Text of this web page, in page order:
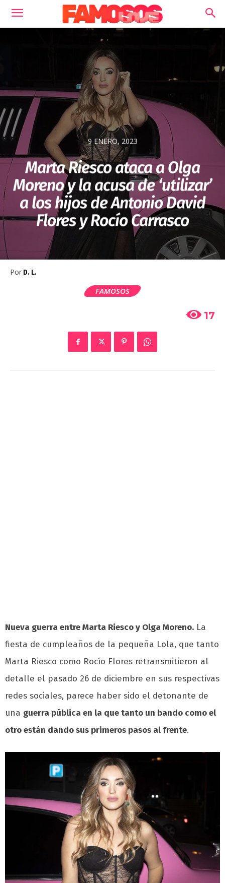
9 ENERO, 2023
Marta Riesco ataca a Olga
Moreno y la acusa de ‘utilizar’
a los hijos de Antonio David
Flores y Rocío Carrasco
Por D. L.
FAMOSOS
17
Nueva guerra entre Marta Riesco y Olga Moreno. La
fiesta de cumpleaños de la pequeña Lola, que tanto
Marta Riesco como Rocío Flores retransmitieron al
detalle el pasado 26 de diciembre en sus respectivas
redes sociales, parece haber sido el detonante de
una guerra pública en la que tanto un bando como el
otro están dando sus primeros pasos al frente.